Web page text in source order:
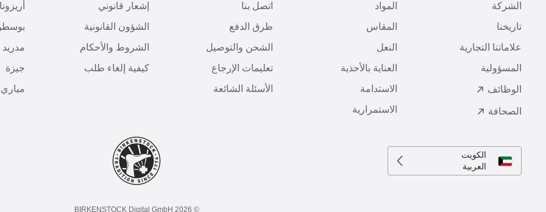
الشركة
تاريخنا
علاماتنا التجارية
المسؤولية
الوظائف
الصحافة
المواد
المقاس
النعل
العناية بالأحذية
الاستدامة
الاستمرارية
اتصل بنا
طرق الدفع
الشحن والتوصيل
تعليمات الإرجاع
الأسئلة الشائعة
إشعار قانوني
الشؤون القانونية
الشروط والأحكام
كيفية إلغاء طلب
أريزونا
مدريد
جيزة
مياري
الكويت
العربية
© 2026 BIRKENSTOCK Digital GmbH